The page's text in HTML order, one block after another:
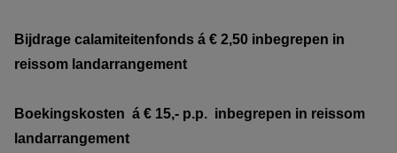
Bijdrage calamiteitenfonds á € 2,50 inbegrepen in
reissom landarrangement
Boekingskosten á € 15,- p.p. inbegrepen in reissom
landarrangement